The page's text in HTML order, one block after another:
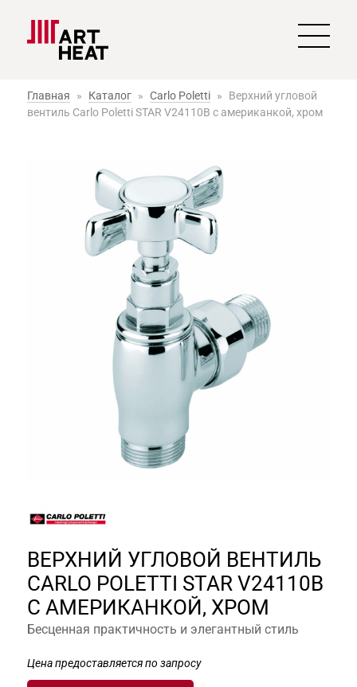
Главная » Каталог » Carlo Poletti »
Верхний угловой
вентиль Carlo Poletti STAR V24110B с американкой, хром
ВЕРХНИЙ УГЛОВОЙ ВЕНТИЛЬ
CARLO POLETTI STAR V24110B
С АМЕРИКАНКОЙ, ХРОМ
Бесценная практичность и элегантный стиль
Цена предоставляется по запросу